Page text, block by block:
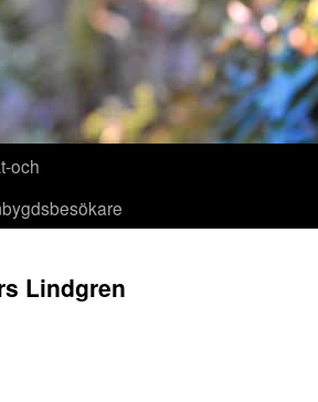
och
Lindgren